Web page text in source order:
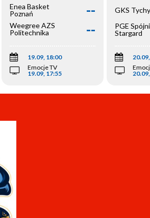
Enea Basket
Poznań
--
Weegree AZS
Politechnika
--
19.09, 18:00
Emocje TV
19.09, 17:55
GKS Tychy
PGE
Stargard